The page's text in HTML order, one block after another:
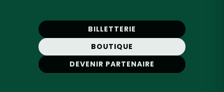
BILLETTERIE
BOUTIQUE
DEVENIR PARTENAIRE